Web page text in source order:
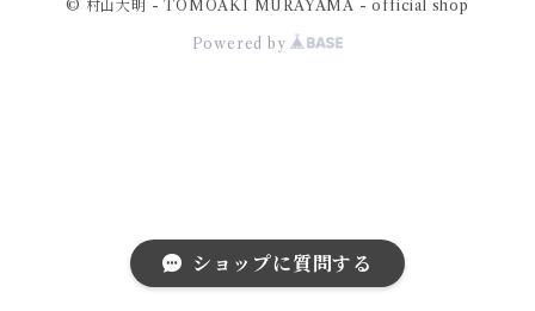
© 村山大明 - TOMOAKI MURAYAMA - official shop
Powered by
ショップに質問する